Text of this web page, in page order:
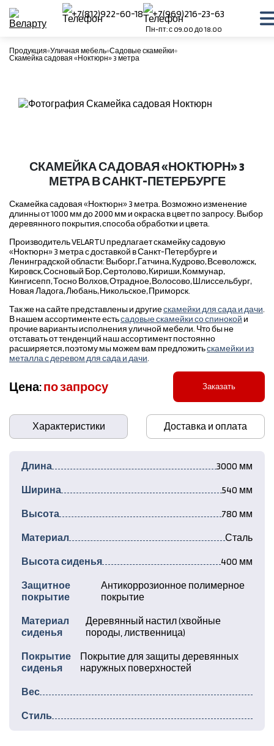
+7(812)922-60-18 +7(969)216-23-63
Пн-пт: с 09.00 до 18.00
Продукция Уличная мебель Садовые скамейки
Скамейка садовая «Ноктюрн» 3 метра
СКАМЕЙКА САДОВАЯ «НОКТЮРН» 3
МЕТРА В САНКТ-ПЕТЕРБУРГЕ
Скамейка садовая «Ноктюрн» 3 метра. Возможно изменение
длинны от 1000 мм до 2000 мм и окраска в цвет по запросу. Выбор
деревянного покрытия, способа обработки и цвета.
Производитель VELARTU предлагает скамейку садовую
«Ноктюрн» 3 метра с доставкой в Санкт-Петербурге и
Ленинградской области: Выборг, Гатчина, Кудрово, Всеволожск,
Кировск, Сосновый Бор, Сертолово, Кириши, Коммунар,
Кингисепп, Тосно Волхов, Отрадное, Волосово, Шлиссельбург,
Новая Ладога, Любань, Никольское, Приморск.
Так же на сайте представлены и другиескамейки для сада и дачи
В нашем ассортименте естьсадовые скамейки со спинокой и
прочие варианты исполнения уличной мебели. Что бы не
отставать от тенденций наш ассортимент постоянно
расширяется, поэтому мы можем вам предложитьскамейки из
металла с деревом для сада и дачи
Цена:по запросу Заказать
Характеристики Доставка и оплата
Длина 3000 мм
Ширина 540 мм
Высота 780 мм
Материал Сталь
Высота сиденья 400 мм
Защитное
покрытие
Антикоррозионное полимерное
покрытие
Материал
сиденья
Деревянный настил (хвойные
породы, лиственница)
Покрытие
сиденья
Покрытие для защиты деревянных
наружных поверхностей
Вес
Стиль